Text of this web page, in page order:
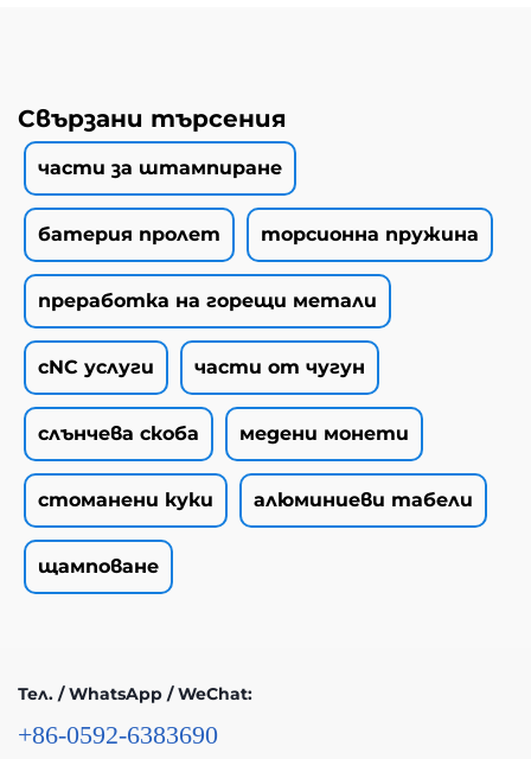
Свързани търсения
части за штампиране
батерия пролет торсионна пружина
преработка на горещи метали
cNC услуги части от чугун
слънчева скоба медени монети
стоманени куки алюминиеви табели
щамповане
Тел. / WhatsApp / WeChat:
+86-0592-6383690